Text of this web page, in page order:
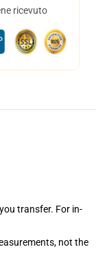
ricevuto
transfer. For in-
not the